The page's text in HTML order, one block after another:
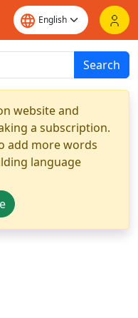
Search
website and
a subscription.
add more words
language